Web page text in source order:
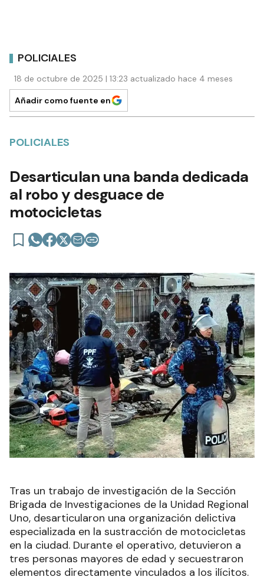
POLICIALES
18 de octubre de 2025 | 13:23 actualizado hace 4 meses
Añadir como fuente en
POLICIALES
Desarticulan una banda dedicada
al robo y desguace de
motocicletas
Tras un trabajo de investigación de la Sección
Brigada de Investigaciones de la Unidad Regional
Uno, desarticularon una organización delictiva
especializada en la sustracción de motocicletas
en la ciudad. Durante el operativo, detuvieron a
tres personas mayores de edad y secuestraron
elementos directamente vinculados a los ilícitos.